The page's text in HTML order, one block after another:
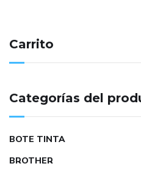
Carrito
Categorías del
BOTE TINTA
BROTHER